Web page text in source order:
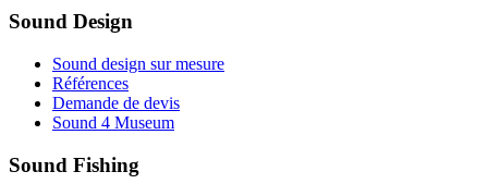
Sound Design
Sound design sur mesure
Références
Demande de devis
Sound 4 Museum
Sound Fishing